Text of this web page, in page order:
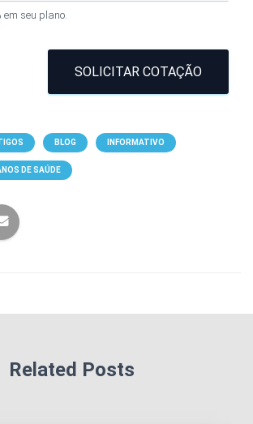
em seu plano.
SOLICITAR COTAÇÃO
BLOG INFORMATIVO
DE SAÚDE
Related Posts